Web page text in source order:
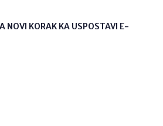
NOVI KORAK KA USPOSTAVI E-